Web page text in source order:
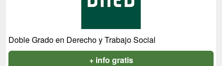
Doble Grado en Derecho y Trabajo Social
+ info gratis